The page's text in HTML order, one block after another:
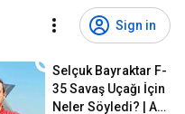
Sign in
Selçuk Bayraktar F-
35 Savaş Uçağı İçin
Neler Söyledi? | Az